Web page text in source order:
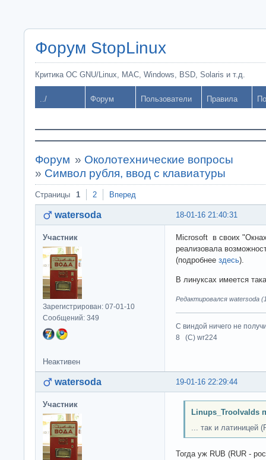
Форум StopLinux
Критика ОС GNU/Linux, MAC, Windows, BSD, Solaris и т.д.
../ Форум Пользователи Правила
Форум » Околотехнические вопросы
» Символ рубля, ввод с клавиатуры
Страницы 1 2 Вперед
18-01-16 21:40:31
watersoda
Участник
Зарегистрирован: 07-01-10
Сообщений: 349
Microsoft в своих
реализовала
(подробнее здесь).
В линуксах имеется
Редактировался watersoda
С виндой ничего не
8 (C) wr224
Неактивен
19-01-16 22:29:44
watersoda
Участник
Linups_Troolvalds
... так и латиницей
Тогда уж RUB (RUR -